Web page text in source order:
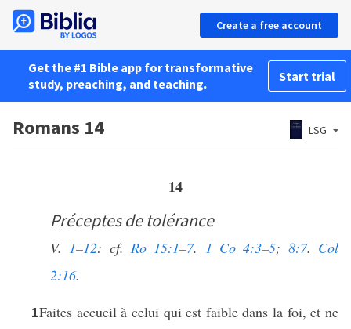
Create a free account
Get the #1 Bible app for transformative
study, preaching, and teaching.
Start trial
Romans 14 LSG
14
Préceptes de tolérance
V. 1–12: cf.Ro 15:1–7. 1 Co 4:3–5; 8:7. Col
2:16.
1Faites accueil à celui qui est faible dans la foi, et ne